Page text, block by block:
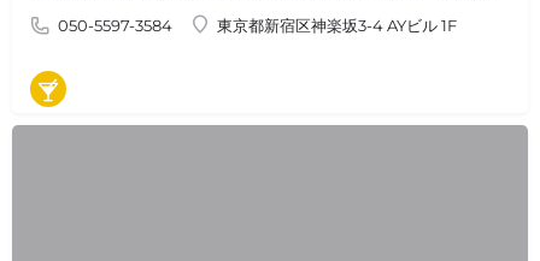
050-5597-3584 東京都新宿区神楽坂3-4 AYビル 1F
バル